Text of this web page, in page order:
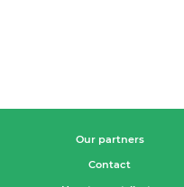
Our partners
Contact